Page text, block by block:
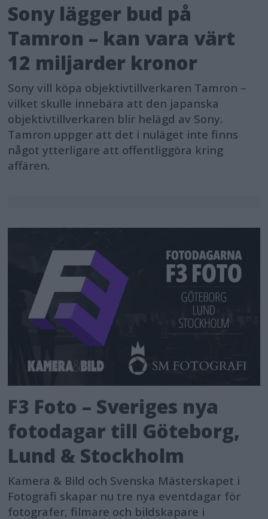
Sony lägger bud på
Tamron – kan vara värt
12 miljarder kronor
Sony vill köpa objektivtillverkaren Tamron –
vilket skulle innebära att den japanska
objektivtillverkaren blir helägd av Sony.
Tamron uppger att det i nuläget inte finns
något ytterligare att offentliggöra kring
affären.
F3 Foto – Sveriges nya
fotodagar till Göteborg,
Lund & Stockholm
Kamera & Bild och Svenska Mästerskapet i
Fotografi skapar nu tre nya eventdagar för
fotografer, filmare och bildskapare i